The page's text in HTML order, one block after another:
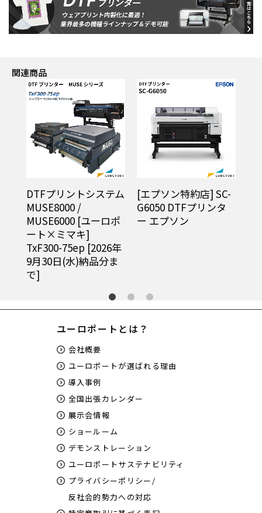
関連商品
ステム
ロポ
年
分ま
[エプソン特約店] SC-
G6050 DTFプリンタ
ー エプソン
[特別認定販売店]
xTool アパレルプリン
ター DTFプリンター
ユーロポートとは？
会社概要
ユーロポートが選ばれる理由
導入事例
全国出張カレンダー
展示会情報
ショールーム
デモンストレーション
ユーロポートサステナビリティ
プライバシーポリシー/
反社会的勢力への対応